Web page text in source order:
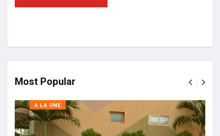
Most Popular
A LA UNE